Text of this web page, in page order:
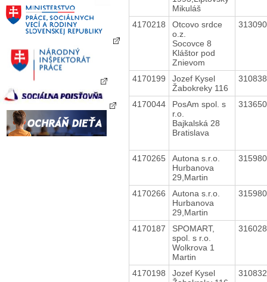
Mikuláš
4170218
Otcovo srdce
o.z.
Socovce 8
Kláštor pod
Znievom
4170199
Jozef Kysel
Žabokreky 116
4170044
PosAm spol. s
r.o.
Bajkalská 28
Bratislava
4170265
Autona s.r.o.
Hurbanova
29,Martin
4170266
Autona s.r.o.
Hurbanova
29,Martin
4170187
SPOMART,
spol. s r.o.
Wolkrova 1
Martin
4170198
Jozef Kysel